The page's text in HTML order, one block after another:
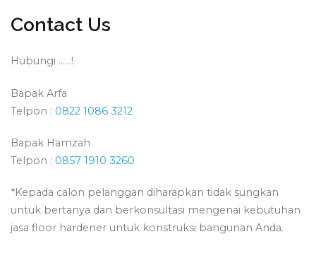
Contact Us
Hubungi ……!
Bapak Arfa
Telpon : 0822 1086 3212
Bapak Hamzah
Telpon : 0857 1910 3260
*Kepada calon pelanggan diharapkan tidak sungkan
untuk bertanya dan berkonsultasi mengenai kebutuhan
jasa floor hardener untuk konstruksi bangunan Anda.